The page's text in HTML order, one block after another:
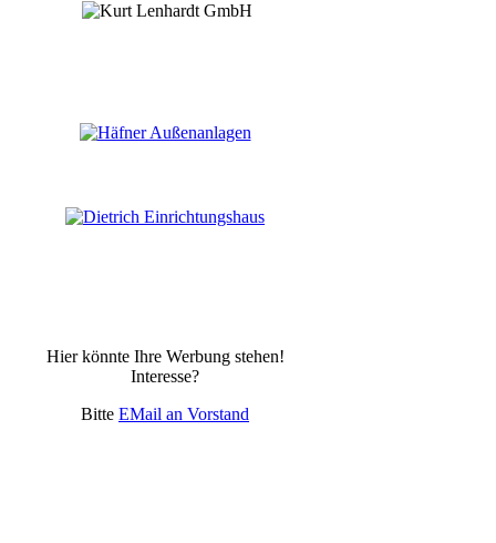
Hier könnte Ihre Werbung stehen!
Interesse?
Bitte EMail an Vorstand